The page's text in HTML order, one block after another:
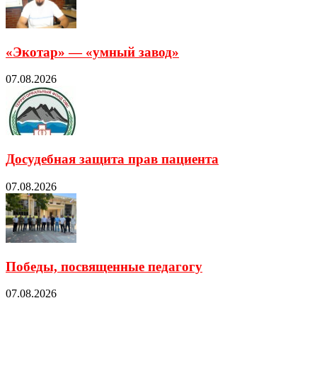
«Экотар» — «умный завод»
07.08.2026
Досудебная защита прав пациента
07.08.2026
Победы, посвященные педагогу
07.08.2026